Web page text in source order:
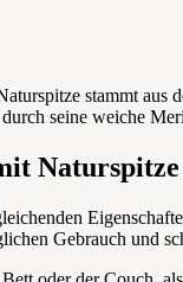
stammt aus
seine weiche
Naturspitze
Gebrauch und